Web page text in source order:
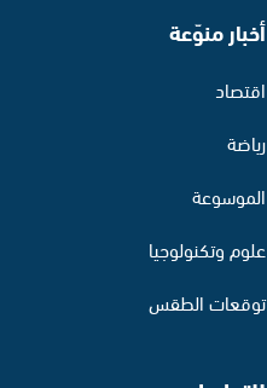
أخبار منوّعة
اقتصاد
رياضة
الموسوعة
علوم وتكنولوجيا
توقعات الطقس